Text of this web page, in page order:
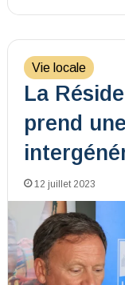
Vie locale
La
prend
12 juillet 2023